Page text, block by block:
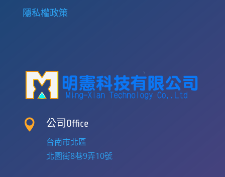
隱私權政策
 公司Office
台南市北區
北園街8巷9弄10號